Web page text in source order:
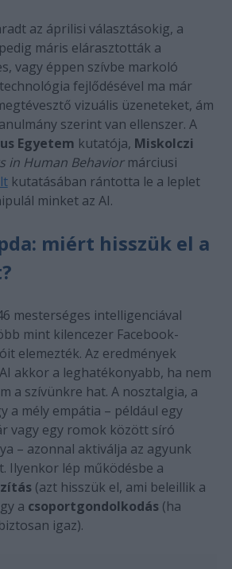
az áprilisi választásokig, a
máris elárasztották a
vagy éppen szívbe markoló
fejlődésével ma már
vizuális üzeneteket, ám
szerint van ellenszer. A
Egyetem kutatója, Miskolczi
in Human Behaviormárciusi
kutatásában rántotta le a leplet
minket az AI.
miért hisszük el a
mesterséges intelligenciával
mint kilencezer Facebook-
elemezték. Az eredmények
akkor a leghatékonyabb, ha nem
a szívünkre hat. A nosztalgia, a
a mély empátia – például egy
vagy egy romok között síró
– azonnal aktiválja az agyunk
Ilyenkor lép működésbe a
(azt hisszük el, ami beleillik a
a csoportgondolkodás(ha
igaz).